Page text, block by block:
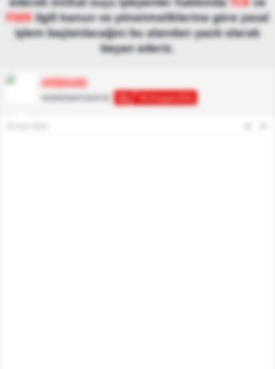
FSEKilgili kanun ve yönetmeliklerine göre yasal
işlem başlatılacağını bu alandan yazılı olarak
beyan ederiz.
ΝΟΜΙΣΜΑΤΟΛOΓΟΣ Φιλομμειδής